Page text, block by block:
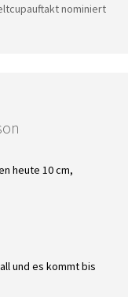
nominiert
heute 10 cm,
und es kommt bis